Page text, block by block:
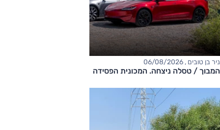
ניר בן טובים , 06/08/2026
המבוך / טסלה ניצחה. המכונית הפסידה